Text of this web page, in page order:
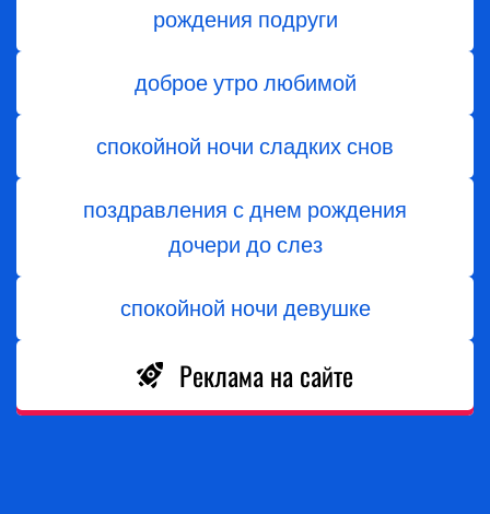
рождения подруги
доброе утро любимой
спокойной ночи сладких снов
поздравления с днем ​​рождения
дочери до слез
спокойной ночи девушке
Реклама на сайте